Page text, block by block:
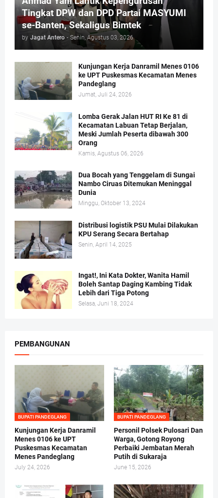
Tingkat DPW dan DPD Partai MASYUMI
se-Banten, Sekaligus Bimtek
by Jagat Antero - Senin, Agustus 03, 2026
Kunjungan Kerja Danramil Menes 0106
ke UPT Puskesmas Kecamatan Menes
Pandeglang
Jumat, Juli 24, 2026
Lomba Gerak Jalan HUT RI Ke 81 di
Kecamatan Labuan Tetap Berjalan,
Meski Jumlah Peserta dibawah 300
Orang
Kamis, Agustus 06, 2026
Dua Bocah yang Tenggelam di Sungai
Nambo Ciruas Ditemukan Meninggal
Dunia
Minggu, Oktober 13, 2024
Distribusi logistik PSU Mulai Dilakukan
KPU Serang Secara Bertahap
Senin, April 14, 2025
Ingat!, Ini Kata Dokter, Wanita Hamil
Boleh Santap Daging Kambing Tidak
Lebih dari Tiga Potong
Selasa, Juni 18, 2024
PEMBANGUNAN
BUPATI PANDEGLANG
Kunjungan Kerja Danramil
Menes 0106 ke UPT
Puskesmas Kecamatan
Menes Pandeglang
July 24, 2026
BUPATI PANDEGLANG
Personil Polsek Pulosari Dan
Warga, Gotong Royong
Perbaiki Jembatan Merah
Putih di Sukaraja
June 15, 2026